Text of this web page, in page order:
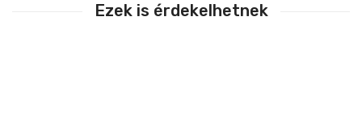
Ezek is érdekelhetnek